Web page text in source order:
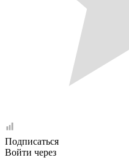
Подписаться
Войти через